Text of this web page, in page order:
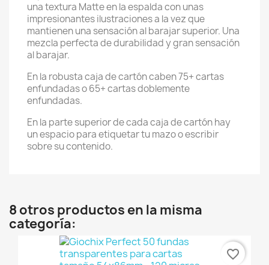
una textura Matte en la espalda con unas
impresionantes ilustraciones a la vez que
mantienen una sensación al barajar superior. Una
mezcla perfecta de durabilidad y gran sensación
al barajar.
En la robusta caja de cartón caben 75+ cartas
enfundadas o 65+ cartas doblemente
enfundadas.
En la parte superior de cada caja de cartón hay
un espacio para etiquetar tu mazo o escribir
sobre su contenido.
8 otros productos en la misma
categoría:
favorite_border